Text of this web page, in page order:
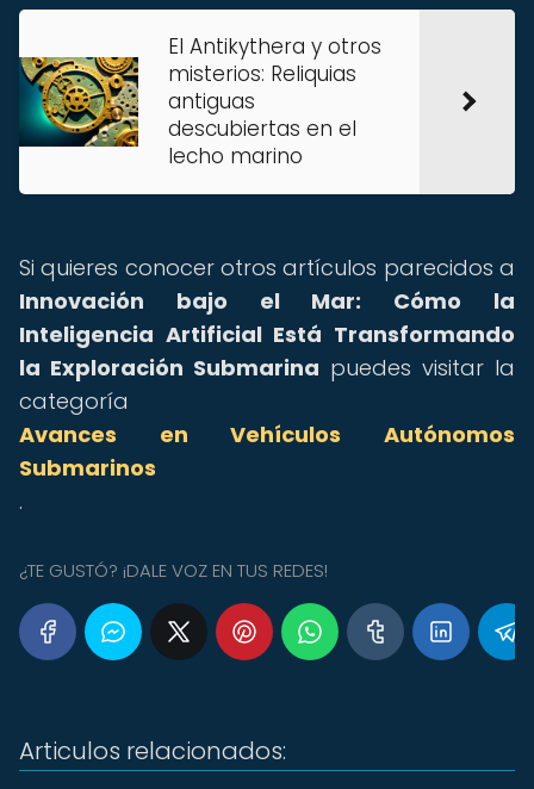
El Antikythera y otros
misterios: Reliquias
antiguas
descubiertas en el
lecho marino
Si quieres conocer otros artículos parecidos a
Innovación bajo el Mar: Cómo la
Inteligencia Artificial Está Transformando
la Exploración Submarina puedes visitar la
categoría
Avances en Vehículos Autónomos
Submarinos
.
¿TE GUSTÓ? ¡DALE VOZ EN TUS REDES!
Articulos relacionados: